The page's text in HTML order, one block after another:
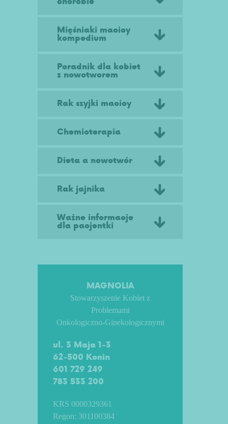
Mięśniaki macicy
kompedium
Poradnik dla kobiet
z nowotworem
Rak szyjki macicy
Chemioterapia
Dieta a nowotwór
Rak jajnika
Ważne informacje
dla pacjentki
MAGNOLIA
Stowarzyszenie Kobiet z
Problemami
Onkologiczno-Ginekologicznymi
ul. 3 Maja 1-3
62-500 Konin
601 729 249
783 533 200
KRS 0000329361
Regon: 301100384